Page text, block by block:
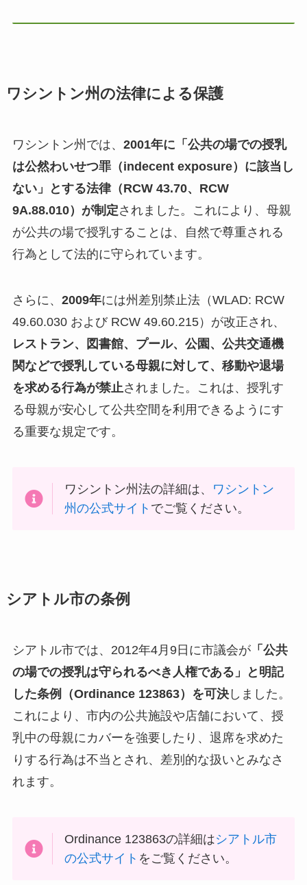
ワシントン州の法律による保護
ワシントン州では、 2001年に「公共の場での授乳
は公然わいせつ罪（indecent exposure）に該当し
ない」とする法律（RCW 43.70、RCW
9A.88.010）が制定されました。これにより、母親
が公共の場で授乳することは、自然で尊重される
行為として法的に守られています。
さらに、 2009年には州差別禁止法（WLAD: RCW
49.60.030 および RCW 49.60.215）が改正され、
レストラン、図書館、プール、公園、公共交通機
関などで授乳している母親に対して、移動や退場
を求める行為が禁止されました。これは、授乳す
る母親が安心して公共空間を利用できるようにす
る重要な規定です。
ワシントン州法の詳細は、 ワシントン
州の公式サイト でご覧ください。
シアトル市の条例
シアトル市では、2012年4月9日に市議会が「公共
の場での授乳は守られるべき人権である」と明記
した条例（Ordinance 123863）を可決しました。
これにより、市内の公共施設や店舗において、授
乳中の母親にカバーを強要したり、退席を求めた
りする行為は不当とされ、差別的な扱いとみなさ
れます。
Ordinance 123863の詳細はシアトル市
の公式サイト をご覧ください。